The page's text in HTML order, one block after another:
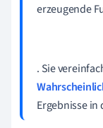
erzeugende
. Sie
Ergebnisse in